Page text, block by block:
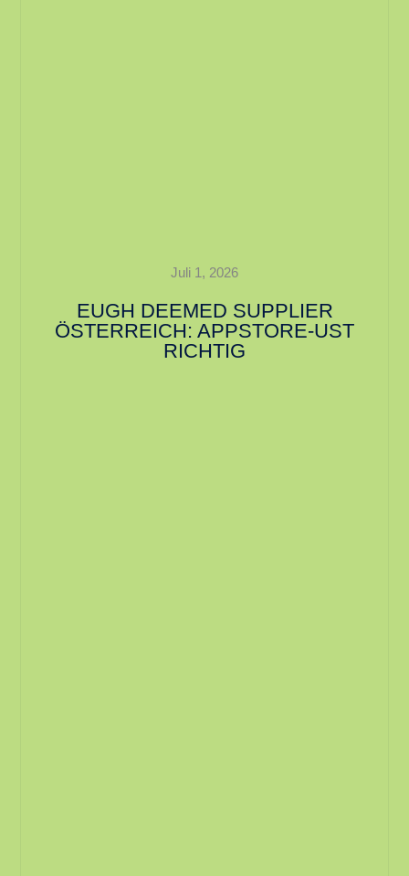
Juli 1, 2026
EUGH DEEMED SUPPLIER
ÖSTERREICH: APPSTORE-UST
RICHTIG